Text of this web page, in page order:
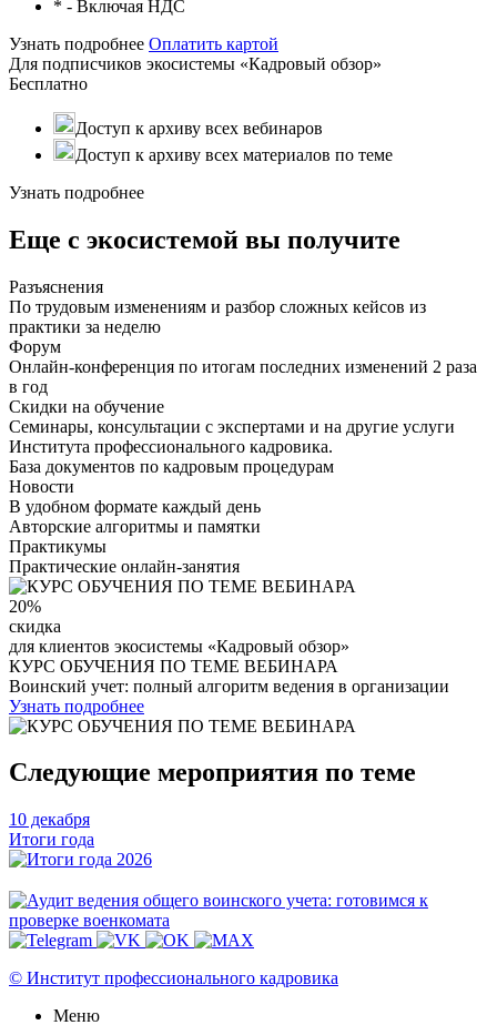
* - Включая НДС
Узнать подробнее Оплатить картой
Для подписчиков экосистемы «Кадровый обзор»
Бесплатно
Доступ к архиву всех вебинаров
Доступ к архиву всех материалов по теме
Узнать подробнее
Еще с экосистемой вы получите
Разъяснения
По трудовым изменениям и разбор сложных кейсов из
практики за неделю
Форум
Онлайн-конференция по итогам последних изменений 2 раза
в год
Скидки на обучение
Семинары, консультации с экспертами и на другие услуги
Института профессионального кадровика.
База документов по кадровым процедурам
Новости
В удобном формате каждый день
Авторские алгоритмы и памятки
Практикумы
Практические онлайн-занятия
20%
скидка
для клиентов экосистемы «Кадровый обзор»
КУРС ОБУЧЕНИЯ ПО ТЕМЕ ВЕБИНАРА
Воинский учет: полный алгоритм ведения в организации
Узнать подробнее
Следующие мероприятия по теме
10 декабря
Итоги года
© Институт профессионального кадровика
Меню